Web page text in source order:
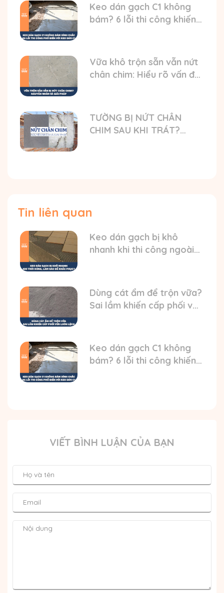
Keo dán gạch C1 không
bám? 6 lỗi thi công khiến
Vữa khô trộn sẵn vẫn nứt
chân chim: Hiểu rõ vấn đề
TƯỜNG BỊ NỨT CHÂN
CHIM SAU KHI TRÁT?
Tin liên quan
Keo dán gạch bị khô
nhanh khi thi công ngoài
Dùng cát ẩm để trộn vữa?
Sai lầm khiến cấp phối vữa
Keo dán gạch C1 không
bám? 6 lỗi thi công khiến
VIẾT BÌNH LUẬN CỦA BẠN